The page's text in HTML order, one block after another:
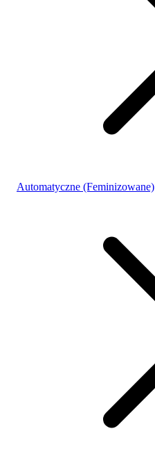
Automatyczne (Feminizowane)